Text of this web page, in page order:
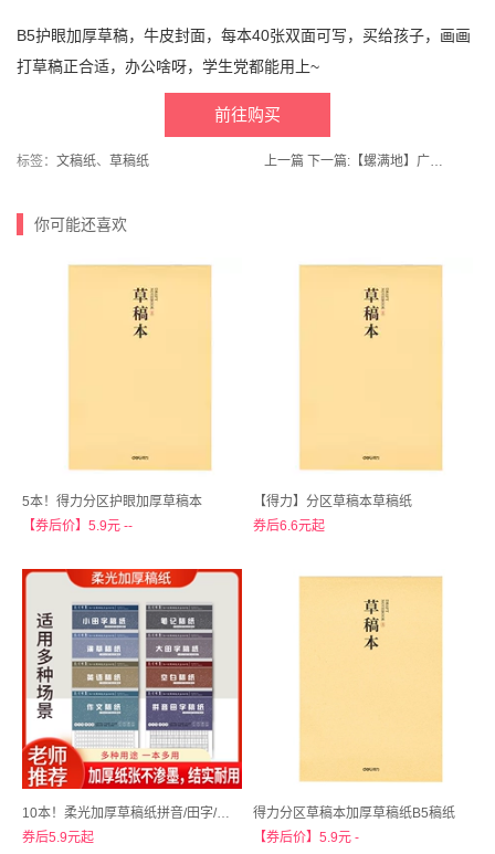
B5护眼加厚草稿，牛皮封面，每本40张双面可写，买给孩子，画画
打草稿正合适，办公啥呀，学生党都能用上~
前往购买
标签： 文稿纸、 草稿纸 上一篇 下一篇: 【螺满地】广西螺蛳粉300g*5包整箱
你可能还喜欢
5本！得力分区护眼加厚草稿本
【券后价】5.9元 --
【得力】分区草稿本草稿纸
券后6.6元起
10本！柔光加厚草稿纸拼音/田字/空白多用途稿纸
券后5.9元起
得力分区草稿本加厚草稿纸B5稿纸
【券后价】5.9元 -